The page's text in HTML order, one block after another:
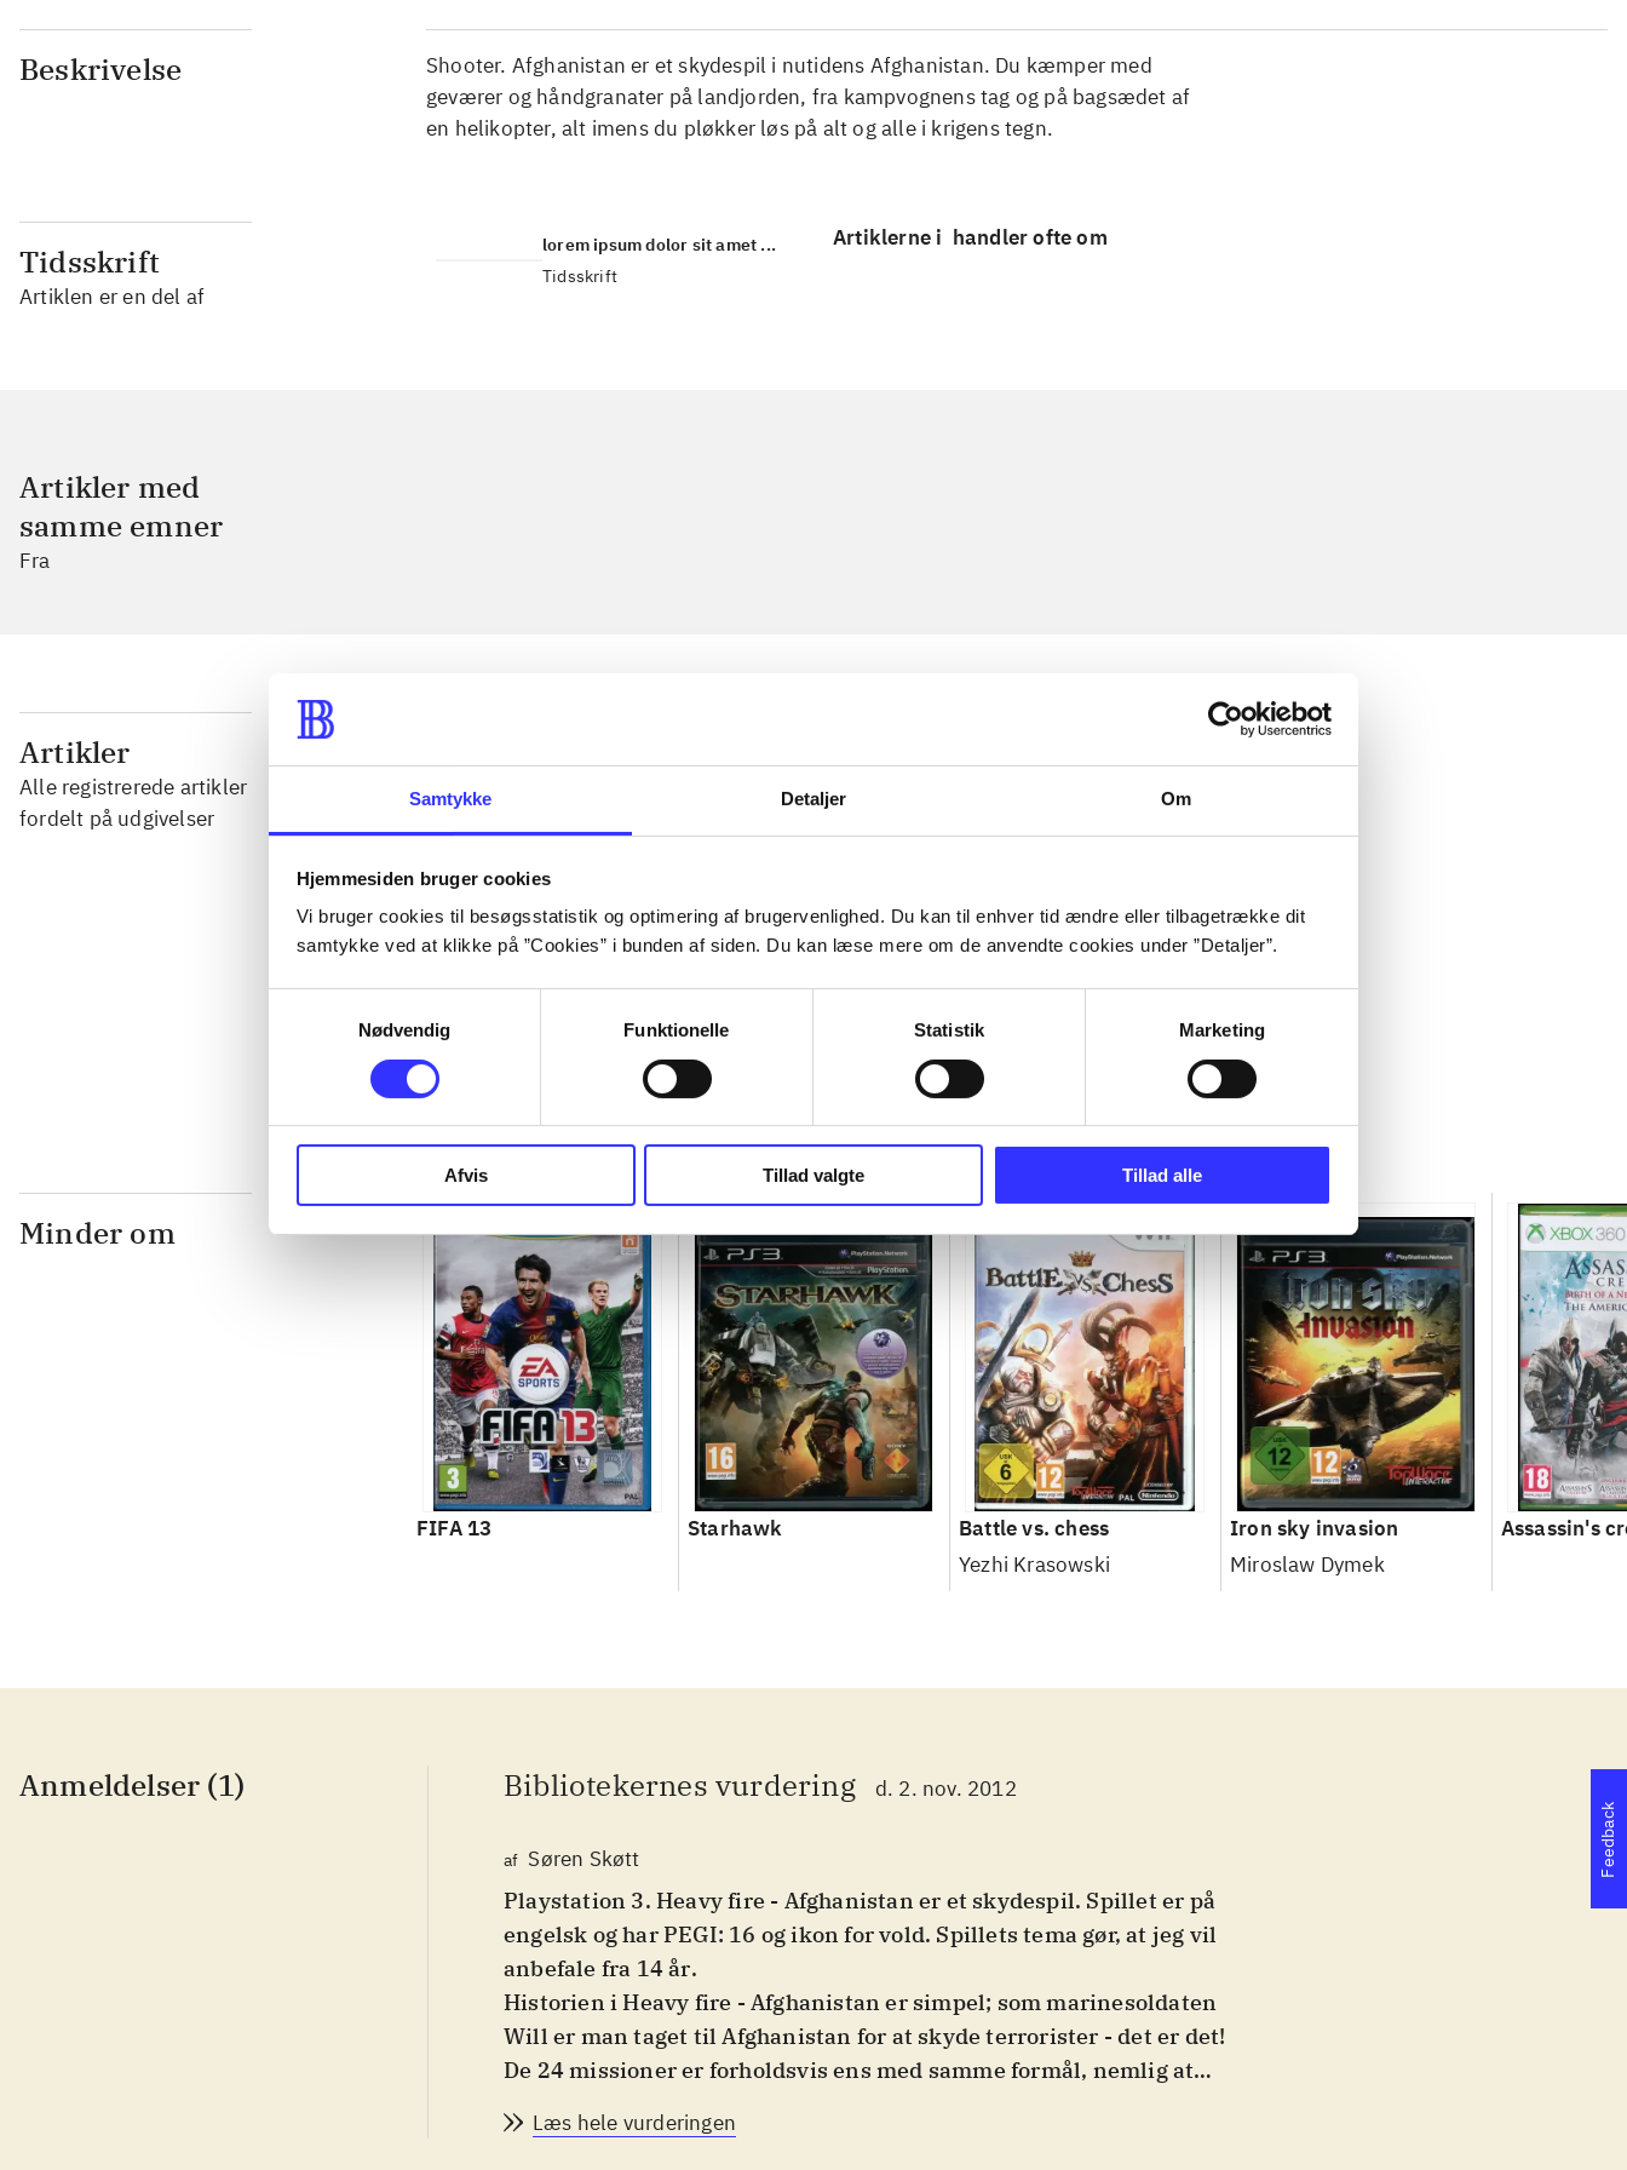
Samtykke Detaljer Om
Hjemmesiden bruger cookies
Vi bruger cookies til besøgsstatistik og optimering af brugervenlighed. Du kan til enhver tid ændre eller tilbagetrække dit
samtykke ved at klikke på ”Cookies” i bunden af siden. Du kan læse mere om de anvendte cookies under ”Detaljer”.
Nødvendig
Funktionelle Statistik Marketing
Afvis Tillad valgte Tillad alle
Beskrivelse
Shooter. Afghanistan er et skydespil i nutidens Afghanistan. Du kæmper med
geværer og håndgranater på landjorden, fra kampvognens tag og på bagsædet af
en helikopter, alt imens du pløkker løs på alt og alle i krigens tegn.
Tidsskrift
Artiklen er en del af
lorem ipsum dolor sit amet ...
Tidsskrift
Artiklerne i handler ofte om
Artikler med
samme emner
Fra
Artikler
Alle registrerede artikler
fordelt på udgivelser
...
Minder om
FIFA 13 Starhawk
Battle vs. chess
Yezhi Krasowski
Iron sky invasion
Miroslaw Dymek
Assassin's
Anmeldelser (1) Bibliotekernes vurdering d. 2. nov. 2012
af Søren Skøtt
Playstation 3. Heavy fire - Afghanistan er et skydespil. Spillet er på
engelsk og har PEGI: 16 og ikon for vold. Spillets tema gør, at jeg vil
anbefale fra 14 år.
Historien i Heavy fire - Afghanistan er simpel; som marinesoldaten
Will er man taget til Afghanistan for at skyde terrorister - det er det!
De 24 missioner er forholdsvis ens med samme formål, nemlig at
ikke være bange for at dø, da fjenderne ikke blot stiller sig som
Læs hele vurderingen
Feedback